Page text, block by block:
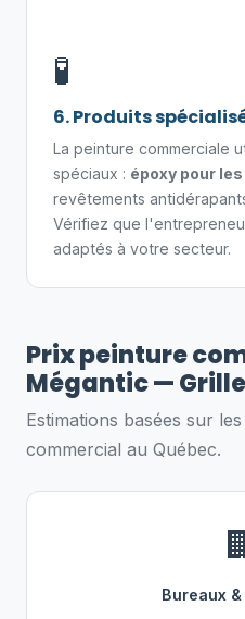
🧪
6. Produits
La peinture commerciale
spéciaux : époxy pour
revêtements
Vérifiez que
adaptés à votre secteur.
Prix peinture
Mégantic —
Estimations basées sur
commercial au Québec.
Bureaux